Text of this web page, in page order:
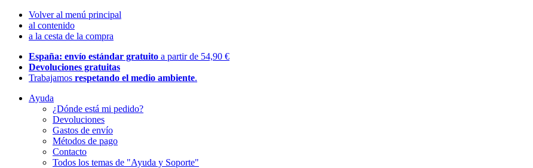
Volver al menú principal
al contenido
a la cesta de la compra
España: envío estándar gratuito a partir de 54,90 €
Devoluciones gratuitas
Trabajamos respetando el medio ambiente.
Ayuda
¿Dónde está mi pedido?
Devoluciones
Gastos de envío
Métodos de pago
Contacto
Todos los temas de "Ayuda y Soporte"